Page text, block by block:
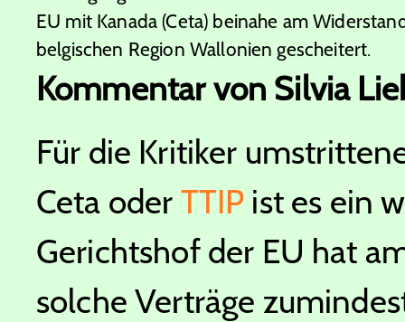
EU mit Kanada (Ceta) beinahe am
belgischen Region Wallonien gescheitert.
Kommentar von Silvia
Für die Kritiker
Ceta oder TTIP ist es ein
Gerichtshof der EU hat
solche Verträge